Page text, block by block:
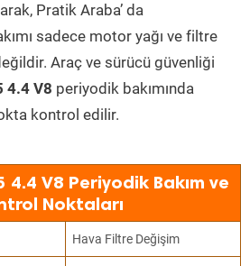
Pratik Araba’ da
sadece motor yağı ve filtre
Araç ve sürücü güvenliği
4.4 V8 periyodik bakımında
kontrol edilir.
4.4 V8 Periyodik Bakım ve
Noktaları
Hava Filtre Değişim